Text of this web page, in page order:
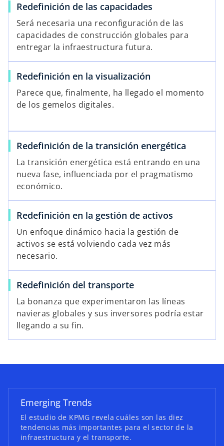
Redefinición de las capacidades
Será necesaria una reconfiguración de las
capacidades de construcción globales para
entregar la infraestructura futura.
Redefinición en la visualización
Parece que, finalmente, ha llegado el momento
de los gemelos digitales.
Redefinición de la transición energética
La transición energética está entrando en una
nueva fase, influenciada por el pragmatismo
económico.
Redefinición en la gestión de activos
Un enfoque dinámico hacia la gestión de
activos se está volviendo cada vez más
necesario.
Redefinición del transporte
La bonanza que experimentaron las líneas
navieras globales y sus inversores podría estar
llegando a su fin.
Emerging Trends
El estudio de KPMG revela cuáles son las diez
tendencias más importantes para el sector de la
infraestructura y el transporte.
n
u
n
a